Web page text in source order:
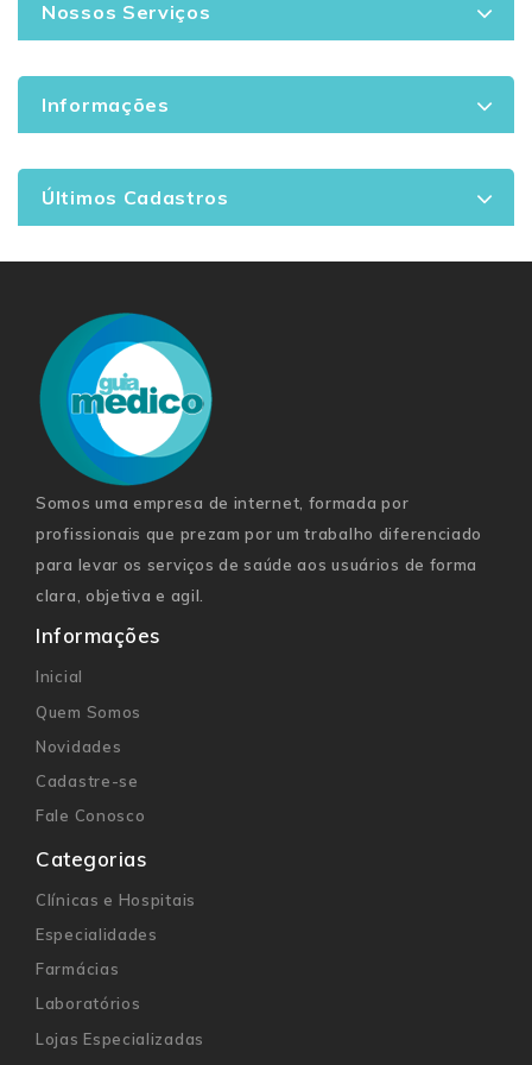
Nossos Serviços
Informações
Últimos Cadastros
Somos uma empresa de internet, formada por
profissionais que prezam por um trabalho diferenciado
para levar os serviços de saúde aos usuários de forma
clara, objetiva e agil.
Informações
Inicial
Quem Somos
Novidades
Cadastre-se
Fale Conosco
Categorias
Clínicas e Hospitais
Especialidades
Farmácias
Laboratórios
Lojas Especializadas